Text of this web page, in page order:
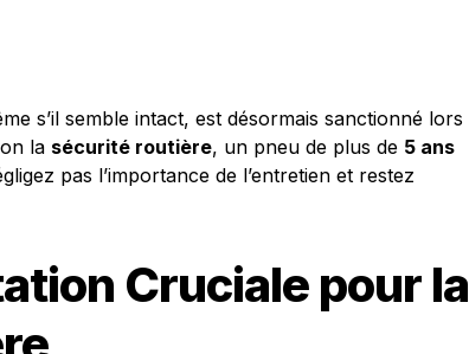
s’il semble intact, est désormais sanctionné lors
la sécurité routière, un pneu de plus de 5 ans
pas l’importance de l’entretien et restez
Cruciale pour la